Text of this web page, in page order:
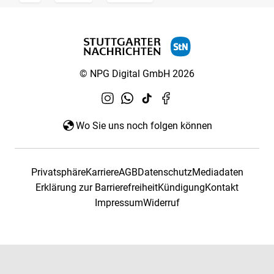
© NPG Digital GmbH 2026
Wo Sie uns noch folgen können
PrivatsphäreKarriereAGBDatenschutzMediadaten
Erklärung zur BarrierefreiheitKündigungKontakt
ImpressumWiderruf